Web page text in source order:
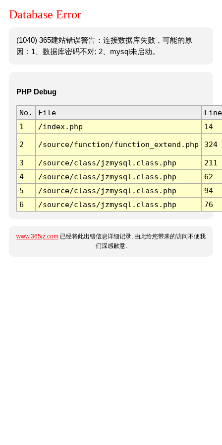
Database Error
(1040) 365建站错误警告：连接数据库失败，可能的原
因：1、数据库密码不对; 2、mysql未启动。
PHP Debug
No. File
Line
1
/index.php 14
2 /source/function/function_extend.php 324
3 /source/class/jzmysql.class.php
211
4
/source/class/jzmysql.class.php
62
5
/source/class/jzmysql.class.php
94
6
/source/class/jzmysql.class.php 76
www.365jz.com 已经将此出错信息详细记录, 由此给您带来的访问不便我
们深感歉意.